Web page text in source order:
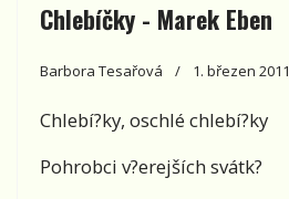
Chlebíčky - Marek Eben
Barbora Tesařová 1. březen 2011
Chlebí?ky, oschlé chlebí?ky
Pohrobci v?erejších svátk?